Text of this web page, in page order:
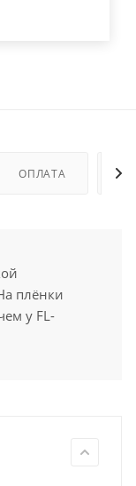
ОПЛАТА
плёнки
у FL-